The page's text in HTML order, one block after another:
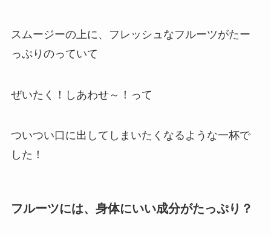
スムージーの上に、フレッシュなフルーツがたー
っぷりのっていて
ぜいたく！しあわせ～！って
ついつい口に出してしまいたくなるような一杯で
した！
フルーツには、身体にいい成分がたっぷり？